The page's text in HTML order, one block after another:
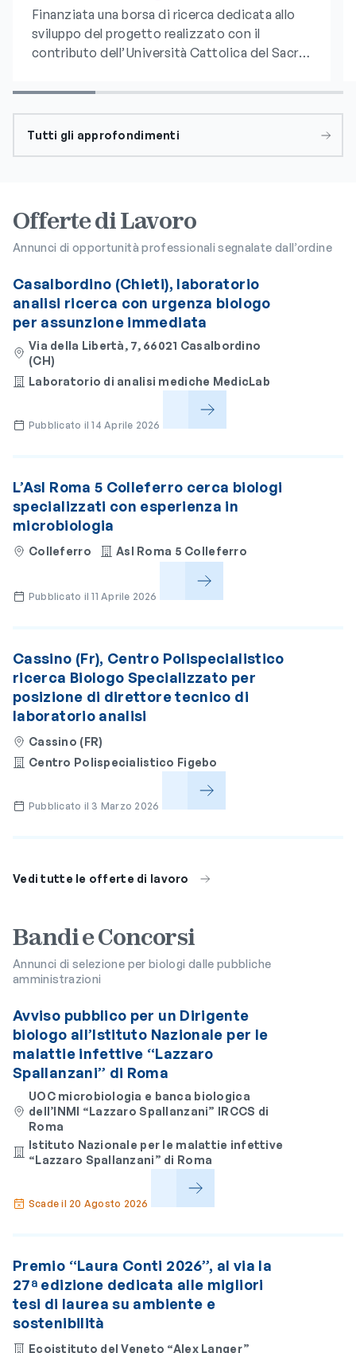
Finanziata una borsa di ricerca dedicata allo
sviluppo del progetto realizzato con il
contributo dell’Università Cattolica del Sacro
Tutti gli approfondimenti
Offerte di Lavoro
Annunci di opportunità professionali segnalate dall’ordine
Casalbordino (Chieti), laboratorio
analisi ricerca con urgenza biologo
per assunzione immediata
Via della Libertà, 7, 66021 Casalbordino
(CH)
Laboratorio di analisi mediche MedicLab
Pubblicato il 14 Aprile 2026
L’Asl Roma 5 Colleferro cerca biologi
specializzati con esperienza in
microbiologia
Colleferro Asl Roma 5 Colleferro
Pubblicato il 11 Aprile 2026
Cassino (Fr), Centro Polispecialistico
ricerca Biologo Specializzato per
posizione di direttore tecnico di
laboratorio analisi
Cassino (FR)
Centro Polispecialistico Figebo
Pubblicato il 3 Marzo 2026
Vedi tutte le offerte di lavoro
Bandi e Concorsi
Annunci di selezione per biologi dalle pubbliche
amministrazioni
Avviso pubblico per un Dirigente
biologo all’Istituto Nazionale per le
malattie infettive “Lazzaro
Spallanzani” di Roma
UOC microbiologia e banca biologica
dell’INMI “Lazzaro Spallanzani” IRCCS di
Roma
Istituto Nazionale per le malattie infettive
“Lazzaro Spallanzani” di Roma
Scade il 20 Agosto 2026
Premio “Laura Conti 2026”, al via la
27ª edizione dedicata alle migliori
tesi di laurea su ambiente e
sostenibilità
Ecoistituto del Veneto “Alex Langer”